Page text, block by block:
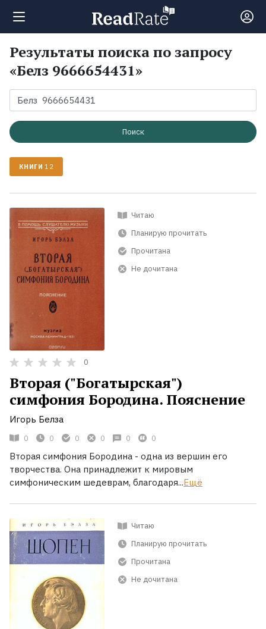
Поиск
Новости
Рейтинги
Книги
Экранизации
Коллекции
Результаты поиска по запросу
«Белз 9666654431»
Поиск
КНИГИ 12
Читаю
Планирую прочитать
Прочитана
Не дочитана
0
Вторая ("Богатырская")
симфония Бородина. Пояснение
Игорь Белза
0 0 0 0 0 0
Вторая симфония Бородина - одна из вершин его
творчества. Она принадлежит к мировым
симфоническим шедеврам, благодаря...Ещё
Читаю
Планирую прочитать
Прочитана
Не дочитана